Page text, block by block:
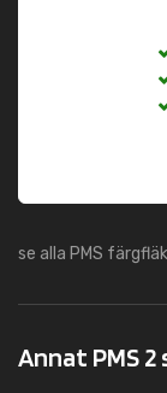
se alla PMS
Annat PMS 2